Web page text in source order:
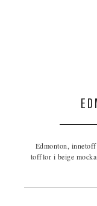
Edmonton,
tofflor i beige